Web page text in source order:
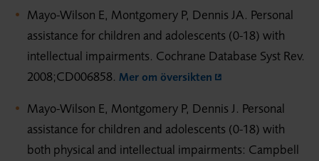
Mayo-Wilson E, Montgomery P, Dennis JA. Personal
assistance for children and adolescents (0-18) with
intellectual impairments. Cochrane Database Syst Rev.
2008;CD006858. Mer om översikten
Mayo-Wilson E, Montgomery P, Dennis J. Personal
assistance for children and adolescents (0-18) with
both physical and intellectual impairments: Campbell